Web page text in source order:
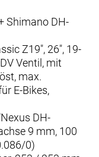
Shimano DH-
Z19", 26", 19-
Ventil, mit
max.
E-Bikes,
DH-
9 mm, 100
0)